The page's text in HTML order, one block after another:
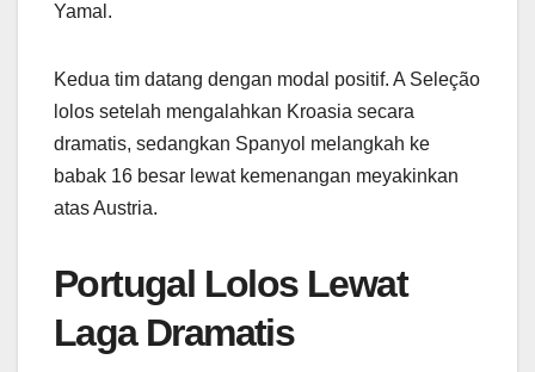
Yamal.
Kedua tim datang dengan modal positif. A Seleção
lolos setelah mengalahkan Kroasia secara
dramatis, sedangkan Spanyol melangkah ke
babak 16 besar lewat kemenangan meyakinkan
atas Austria.
Portugal Lolos Lewat
Laga Dramatis